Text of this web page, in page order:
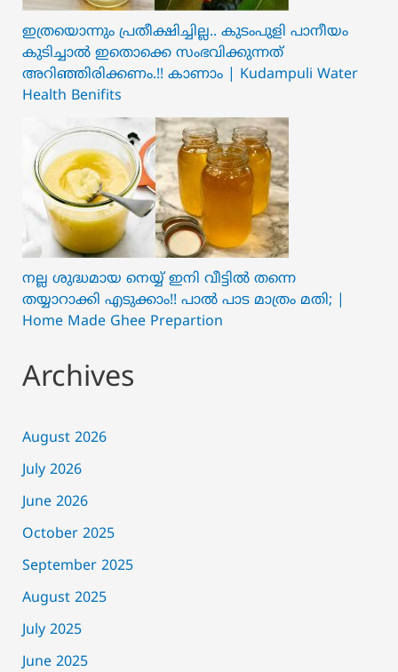
ഇത്രയൊന്നും പ്രതീക്ഷിച്ചില്ല.. ക‍ു‌ടംപുളി പാനീയം
കുടിച്ചാൽ ഇതൊക്കെ സംഭവിക്കുന്നത്
അറിഞ്ഞിരിക്കണം.!! കാണാം | Kudampuli Water
Health Benifits
നല്ല ശുദ്ധമായ നെയ്യ് ഇനി വീട്ടിൽ തന്നെ
തയ്യാറാക്കി എടുക്കാം!! പാൽ പാട മാത്രം മതി; |
Home Made Ghee Prepartion
Archives
August 2026
July 2026
June 2026
October 2025
September 2025
August 2025
July 2025
June 2025